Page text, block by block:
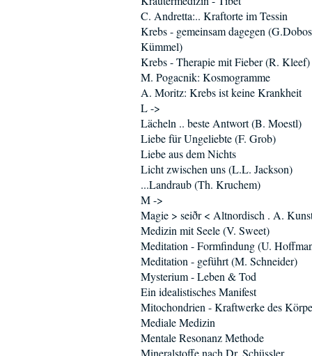
C. Andretta:.. Kraftorte im Tessin
Krebs - gemeinsam dagegen
Kümmel)
Krebs - Therapie mit Fieber (R. Kleef)
M. Pogacnik: Kosmogramme
A. Moritz: Krebs ist keine Krankheit
L ->
Lächeln .. beste Antwort (B. Moestl)
Liebe für Ungeliebte (F. Grob)
Liebe aus dem Nichts
Licht zwischen uns (L.L. Jackson)
...Landraub (Th. Kruchem)
M ->
Magie > seiðr < Altnordisch . A.
Medizin mit Seele (V. Sweet)
Meditation - Formfindung (U.
Meditation - geführt (M. Schneider)
Mysterium - Leben & Tod
Ein idealistisches Manifest
Mitochondrien - Kraftwerke des
Mediale Medizin
Mentale Resonanz Methode
Mineralstoffe nach Dr. Schüssler